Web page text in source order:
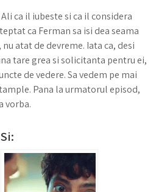
ca il iubeste si ca il considera
ca Ferman sa isi dea seama
atat de devreme. Iata ca, desi
tare grea si solicitanta pentru ei,
de vedere. Sa vedem pe mai
Pana la urmatorul episod,
vorba.